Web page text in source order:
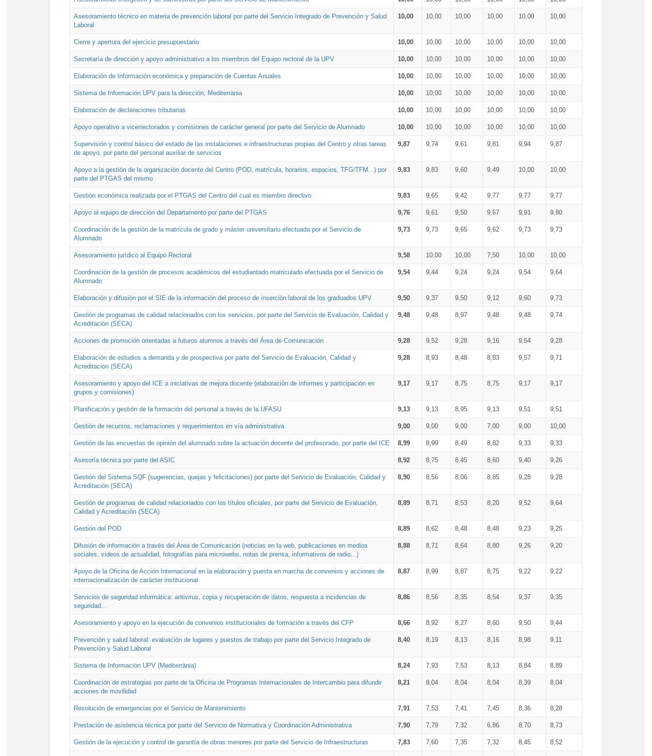
Asesoramiento técnico en materia de prevención laboral por parte del Servicio Integrado de Prevención y Salud
Laboral
10,00 10,00 10,00 10,00 10,00 10,00
Cierre y apertura del ejercicio presupuestario 10,00 10,00 10,00 10,00 10,00 10,00
Secretaría de dirección y apoyo administrativo a los miembros del Equipo rectoral de la UPV 10,00 10,00 10,00 10,00 10,00 10,00
Elaboración de Información económica y preparación de Cuentas Anuales 10,00 10,00 10,00 10,00 10,00 10,00
Sistema de Información UPV para la dirección, Mediterrània 10,00 10,00 10,00 10,00 10,00 10,00
Elaboración de declaraciones tributarias 10,00 10,00 10,00 10,00 10,00 10,00
Apoyo operativo a vicerrectorados y comisiones de carácter general por parte del Servicio de Alumnado 10,00 10,00 10,00 10,00 10,00 10,00
Supervisión y control básico del estado de las instalaciones e infraestructuras propias del Centro y otras tareas
de apoyo, por parte del personal auxiliar de servicios
9,87 9,74 9,61 9,81 9,94 9,87
Apoyo a la gestión de la organización docente del Centro (POD, matrícula, horarios, espacios, TFG/TFM...) por
parte del PTGAS del mismo
9,83 9,83 9,60 9,49 10,00 10,00
Gestión económica realizada por el PTGAS del Centro del cual es miembro directivo 9,83 9,65 9,42 9,77 9,77 9,77
Apoyo al equipo de dirección del Departamento por parte del PTGAS 9,76 9,61 9,50 9,67 9,91 9,80
Coordinación de la gestión de la matrícula de grado y máster universitario efectuada por el Servicio de
Alumnado
9,73 9,73 9,65 9,62 9,73 9,73
Asesoramiento jurídico al Equipo Rectoral 9,58 10,00 10,00 7,50 10,00 10,00
Coordinación de la gestión de procesos académicos del estudiantado matriculado efectuada por el Servicio de
Alumnado
9,54 9,44 9,24 9,24 9,54 9,64
Elaboración y difusión por el SIE de la información del proceso de inserción laboral de los graduados UPV 9,50 9,37 9,50 9,12 9,60 9,73
Gestión de programas de calidad relacionados con los servicios, por parte del Servicio de Evaluación, Calidad y
Acreditación (SECA)
9,48 9,48 8,97 9,48 9,48 9,74
Acciones de promoción orientadas a futuros alumnos a través del Área de Comunicación 9,28 9,52 9,28 9,16 9,64 9,28
Elaboración de estudios a demanda y de prospectiva por parte del Servicio de Evaluación, Calidad y
Acreditación (SECA)
9,28 8,93 8,48 8,83 9,57 9,71
Asesoramiento y apoyo del ICE a iniciativas de mejora docente (elaboración de informes y participación en
grupos y comisiones)
9,17 9,17 8,75 8,75 9,17 9,17
Planificación y gestión de la formación del personal a través de la UFASU 9,13 9,13 8,95 9,13 9,51 9,51
Gestión de recursos, reclamaciones y requerimientos en vía administrativa 9,00 9,00 9,00 7,00 9,00 10,00
Gestión de las encuestas de opinión del alumnado sobre la actuación docente del profesorado, por parte del ICE 8,99 8,99 8,49 8,82 9,33 9,33
Asesoría técnica por parte del ASIC 8,92 8,75 8,45 8,60 9,40 9,26
Gestión del Sistema SQF (sugerencias, quejas y felicitaciones) por parte del Servicio de Evaluación, Calidad y
Acreditación (SECA)
8,90 8,56 8,06 8,85 9,28 9,28
Gestión de programas de calidad relacionados con los títulos oficiales, por parte del Servicio de Evaluación,
Calidad y Acreditación (SECA)
8,89 8,71 8,53 8,20 9,52 9,64
Gestión del POD 8,89 8,62 8,48 8,48 9,23 9,25
Difusión de información a través del Área de Comunicación (noticias en la web, publicaciones en medios
sociales, vídeos de actualidad, fotografías para microwebs, notas de prensa, informativos de radio...)
8,88 8,71 8,64 8,80 9,26 9,20
Apoyo de la Oficina de Acción Internacional en la elaboración y puesta en marcha de convenios y acciones de
internacionalización de carácter institucional
8,87 8,99 8,87 8,75 9,22 9,22
Servicios de seguridad informática: antivirus, copia y recuperación de datos, respuesta a incidencias de
seguridad...
8,86 8,56 8,35 8,54 9,37 9,35
Asesoramiento y apoyo en la ejecución de convenios institucionales de formación a través del CFP 8,66 8,92 8,27 8,60 9,50 9,44
Prevención y salud laboral: evaluación de lugares y puestos de trabajo por parte del Servicio Integrado de
Prevención y Salud Laboral
8,40 8,19 8,13 8,16 8,98 9,11
Sistema de Información UPV (Mediterrània) 8,24 7,93 7,53 8,13 8,84 8,89
Coordinación de estrategias por parte de la Oficina de Programas Internacionales de Intercambio para difundir
acciones de movilidad
8,21 8,04 8,04 8,04 8,39 8,04
Resolución de emergencias por el Servicio de Mantenimiento 7,91 7,53 7,41 7,45 8,36 8,28
Prestación de asistencia técnica por parte del Servicio de Normativa y Coordinación Administrativa 7,90 7,79 7,32 6,86 8,70 8,73
Gestión de la ejecución y control de garantía de obras menores por parte del Servicio de Infraestructuras 7,83 7,60 7,35 7,32 8,45 8,52